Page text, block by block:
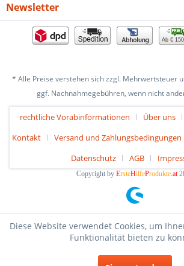
Newsletter
Ab €
* Alle Preise verstehen sich zzgl. Mehrwertsteuer
ggf. Nachnahmegebühren, wenn nicht
rechtliche Vorabinformationen Über uns
Kontakt
Versand und Zahlungsbedingungen
Datenschutz
AGB
Copyright by ErsteHilfeProdukte.at
Diese Website verwendet Cookies, um
Funktionalität bieten zu